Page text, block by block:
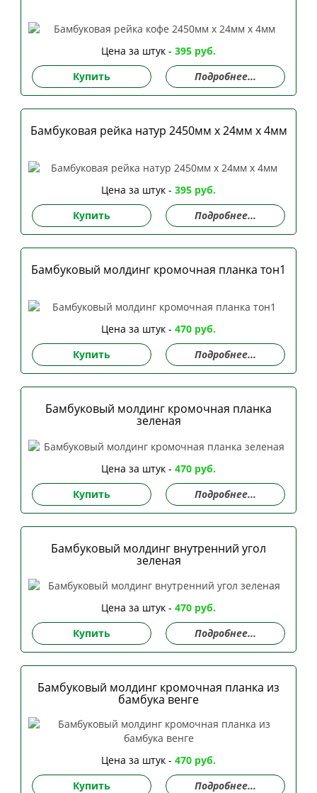
Цена за штук - 395 руб.
Купить
Подробнее...
Бамбуковая рейка натур 2450мм х 24мм х 4мм
Цена за штук - 395 руб.
Купить
Подробнее...
Бамбуковый молдинг кромочная планка тон1
Цена за штук - 470 руб.
Купить
Подробнее...
Бамбуковый молдинг кромочная планка
зеленая
Цена за штук - 470 руб.
Купить
Подробнее...
Бамбуковый молдинг внутренний угол
зеленая
Цена за штук - 470 руб.
Купить
Подробнее...
Бамбуковый молдинг кромочная планка из
бамбука венге
Цена за штук - 470 руб.
Купить
Подробнее...